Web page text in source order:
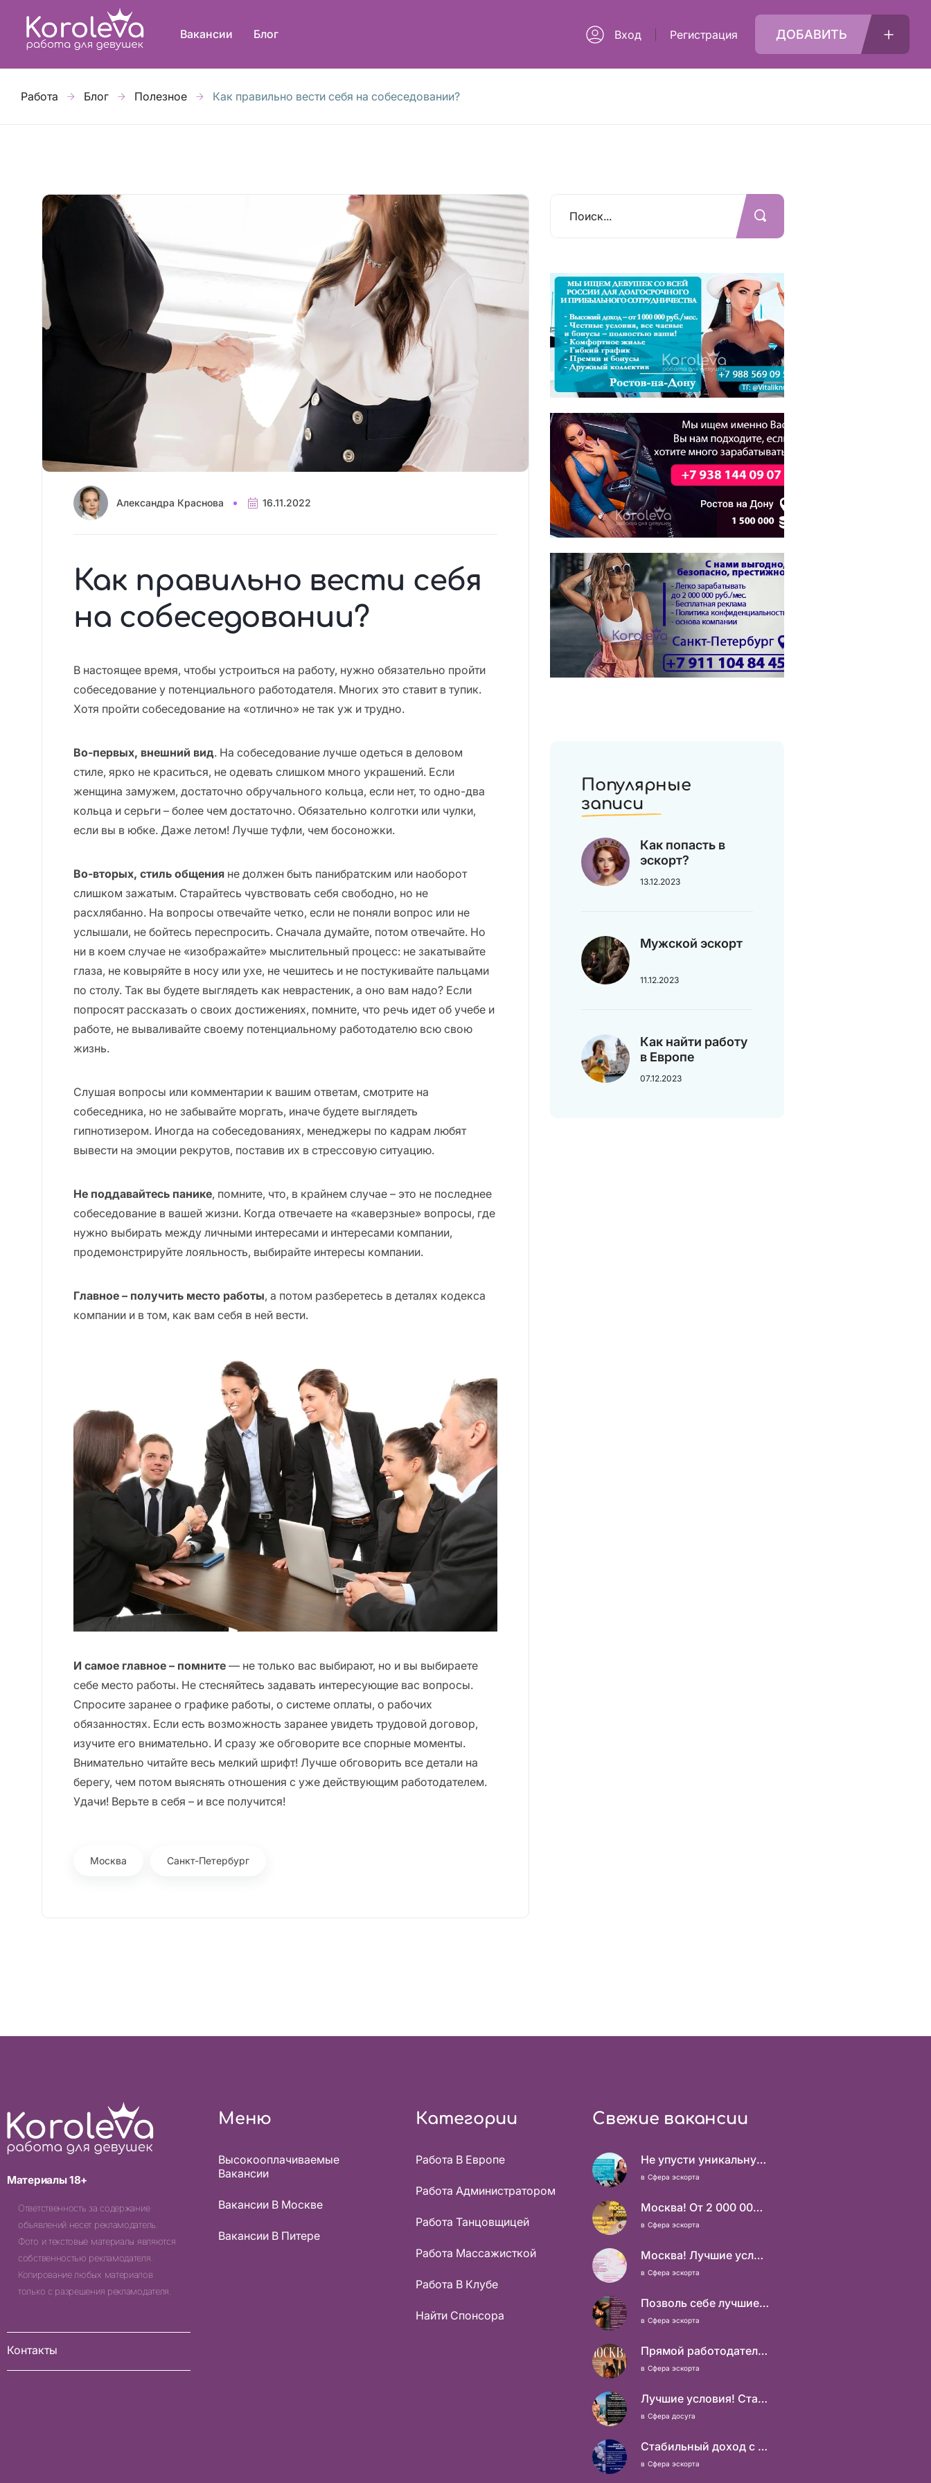
Вакансии Блог Вход Регистрация ДОБАВИТЬ
Работа Блог Полезное Как правильно вести себя на собеседовании?
Александра Краснова 16.11.2022
Как правильно вести себя
на собеседовании?
В настоящее время, чтобы устроиться на работу, нужно обязательно пройти
собеседование у потенциального работодателя. Многих это ставит в тупик.
Хотя пройти собеседование на «отлично» не так уж и трудно.
Во-первых, внешний вид. На собеседование лучше одеться в деловом
стиле, ярко не краситься, не одевать слишком много украшений. Если
женщина замужем, достаточно обручального кольца, если нет, то одно-два
кольца и серьги – более чем достаточно. Обязательно колготки или чулки,
если вы в юбке. Даже летом! Лучше туфли, чем босоножки.
Во-вторых, стиль общения не должен быть панибратским или наоборот
слишком зажатым. Старайтесь чувствовать себя свободно, но не
расхлябанно. На вопросы отвечайте четко, если не поняли вопрос или не
услышали, не бойтесь переспросить. Сначала думайте, потом отвечайте. Но
ни в коем случае не «изображайте» мыслительный процесс: не закатывайте
глаза, не ковыряйте в носу или ухе, не чешитесь и не постукивайте пальцами
по столу. Так вы будете выглядеть как неврастеник, а оно вам надо? Если
попросят рассказать о своих достижениях, помните, что речь идет об учебе и
работе, не вываливайте своему потенциальному работодателю всю свою
жизнь.
Слушая вопросы или комментарии к вашим ответам, смотрите на
собеседника, но не забывайте моргать, иначе будете выглядеть
гипнотизером. Иногда на собеседованиях, менеджеры по кадрам любят
вывести на эмоции рекрутов, поставив их в стрессовую ситуацию.
Не поддавайтесь панике, помните, что, в крайнем случае – это не последнее
собеседование в вашей жизни. Когда отвечаете на «каверзные» вопросы, где
нужно выбирать между личными интересами и интересами компании,
продемонстрируйте лояльность, выбирайте интересы компании.
Главное – получить место работы, а потом разберетесь в деталях кодекса
компании и в том, как вам себя в ней вести.
И самое главное – помните — не только вас выбирают, но и вы выбираете
себе место работы. Не стесняйтесь задавать интересующие вас вопросы.
Спросите заранее о графике работы, о системе оплаты, о рабочих
обязанностях. Если есть возможность заранее увидеть трудовой договор,
изучите его внимательно. И сразу же обговорите все спорные моменты.
Внимательно читайте весь мелкий шрифт! Лучше обговорить все детали на
берегу, чем потом выяснять отношения с уже действующим работодателем.
Удачи! Верьте в себя – и все получится!
Москва Санкт-Петербург
Популярные
записи
Как попасть в
эскорт?
13.12.2023
Мужской эскорт
11.12.2023
Как найти работу
в Европе
07.12.2023
Материалы 18+
Ответственность за содержание
объявлений несет рекламодатель.
Фото и текстовые материалы являются
собственностью рекламодателя.
Копирование любых материалов
только с разрешения рекламодателя.
Контакты
Меню
Высокооплачиваемые
Вакансии
Вакансии В Москве
Вакансии В Питере
Категории
Работа В Европе
Работа Администратором
Работа Танцовщицей
Работа Массажисткой
Работа В Клубе
Найти Спонсора
Свежие вакансии
Не упусти уникальную возможность стать невероятно успешной и независимой!
в Сфера эскорта
Москва! От 2 000 000 руб. в месяц!
в Сфера эскорта
Москва! Лучшие условия! 100 000 в день чистыми!
в Сфера эскорта
Позволь себе лучшие вещи, роскошь и богатство. Наши условия тебе понравятся! Действительно отличные условия и поддержка!
в Сфера эскорта
Прямой работодатель, без «сюрпризов» по приезду
в Сфера эскорта
Лучшие условия! Стабильный заработок от 1.500.000₽
в Сфера досуга
Стабильный доход с ежедневными выплатами! Без посредников
в Сфера эскорта